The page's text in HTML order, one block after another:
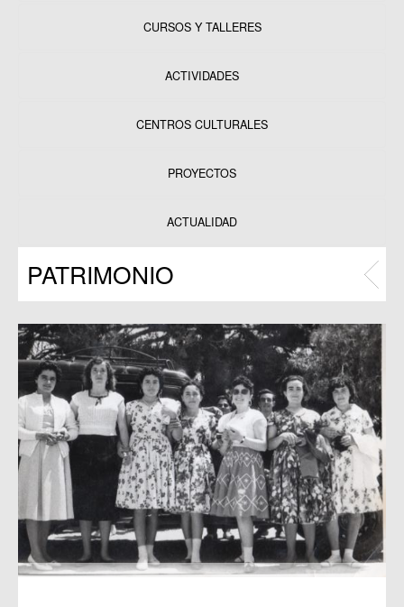
CURSOS Y TALLERES
ACTIVIDADES
CENTROS CULTURALES
PROYECTOS
Programas
ACTUALIDAD
PATRIMONIO